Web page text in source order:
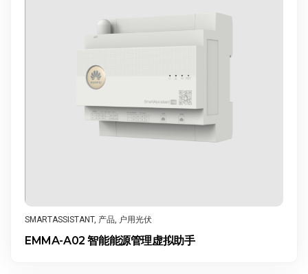
SMARTASSISTANT, 产品, 户用光伏
EMMA-A02 智能能源管理虚拟助手